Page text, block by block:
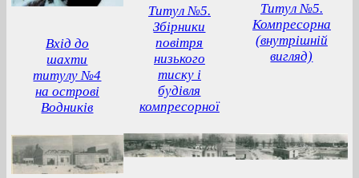
Вхід до
шахти
титулу №4
на острові
Водників
Титул №5.
Збірники
повітря
низького
тиску і
будівля
компресорної
Титул №5.
Компресорна
(внутрішній
вигляд)